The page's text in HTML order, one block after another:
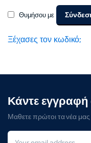
Θυμήσου με
Ξέχασες τον κωδικό;
Κάντε
Μαθετε πρώτοι τα νέα μας